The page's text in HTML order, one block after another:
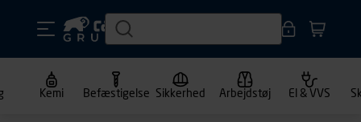
Kemi Befæstigelse Sikkerhed Arbejdstøj El & VVS